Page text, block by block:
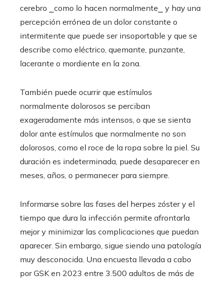
cerebro ⎯como lo hacen normalmente⎯ y hay una
percepción errónea de un dolor constante o
intermitente que puede ser insoportable y que se
describe como eléctrico, quemante, punzante,
lacerante o mordiente en la zona.
También puede ocurrir que estímulos
normalmente dolorosos se perciban
exageradamente más intensos, o que se sienta
dolor ante estímulos que normalmente no son
dolorosos, como el roce de la ropa sobre la piel. Su
duración es indeterminada, puede desaparecer en
meses, años, o permanecer para siempre.
Informarse sobre las fases del herpes zóster y el
tiempo que dura la infección permite afrontarla
mejor y minimizar las complicaciones que puedan
aparecer. Sin embargo, sigue siendo una patología
muy desconocida. Una encuesta llevada a cabo
por GSK en 2023 entre 3.500 adultos de más de